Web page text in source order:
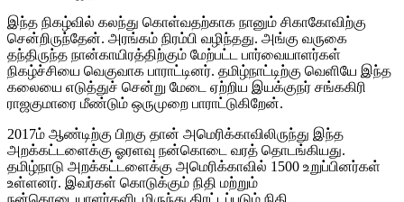
இந்த நிகழ்வில் கலந்து கொள்வதற்காக நானும் சிகாகோவிற்கு
சென்றிருந்தேன். அரங்கம் நிரம்பி வழிந்தது. அங்கு வருகை
தந்திருந்த நான்காயிரத்திற்கும் மேற்பட்ட பார்வையாளர்கள்
நிகழ்ச்சியை வெகுவாக பாராட்டினர். தமிழ்நாட்டிற்கு வெளியே இந்த
கலையை எடுத்துச் சென்று மேடை ஏற்றிய இயக்குநர் சங்ககிரி
ராஜகுமாரை மீண்டும் ஒருமுறை பாராட்டுகிறேன்.
2017ம் ஆண்டிற்கு பிறகு தான் அமெரிக்காவிலிருந்து இந்த
அறக்கட்டளைக்கு ஓரளவு நன்கொடை வரத் தொடங்கியது.
தமிழ்நாடு அறக்கட்டளைக்கு அமெரிக்காவில் 1500 உறுப்பினர்கள்
உள்ளனர். இவர்கள் கொடுக்கும் நிதி மற்றும்
நன்கொடையாளர்களிடமிருந்து திரட்டப்படும் நிதி,